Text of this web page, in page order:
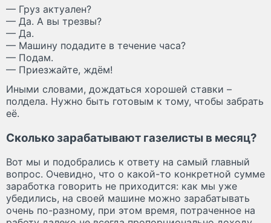
— Груз актуален?
— Да. А вы трезвы?
— Да.
— Машину подадите в течение часа?
— Подам.
— Приезжайте, ждём!
Иными словами, дождаться хорошей ставки –
полдела. Нужно быть готовым к тому, чтобы забрать
её.
Сколько зарабатывают газелисты в месяц?
Вот мы и подобрались к ответу на самый главный
вопрос. Очевидно, что о какой-то конкретной сумме
заработка говорить не приходится: как мы уже
убедились, на своей машине можно зарабатывать
очень по-разному, при этом время, потраченное на